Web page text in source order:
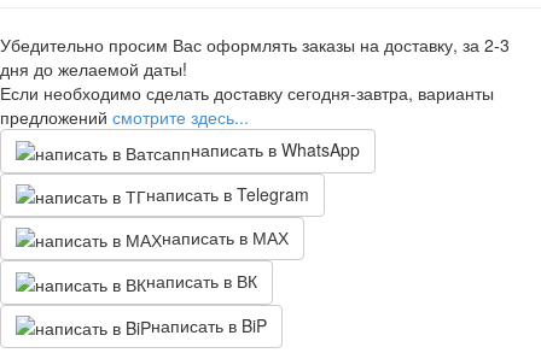
Убедительно просим Вас оформлять заказы на доставку, за 2-3
дня до желаемой даты!
Если необходимо сделать доставку сегодня-завтра, варианты
предложений смотрите здесь...
написать в WhatsApp
написать в Telegram
написать в МАХ
написать в ВК
написать в BiP